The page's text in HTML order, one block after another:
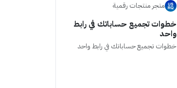
متجر منتجات رقمية
خطوات تجميع حساباتك في رابط
واحد
خطوات تجميع حساباتك في رابط واحد